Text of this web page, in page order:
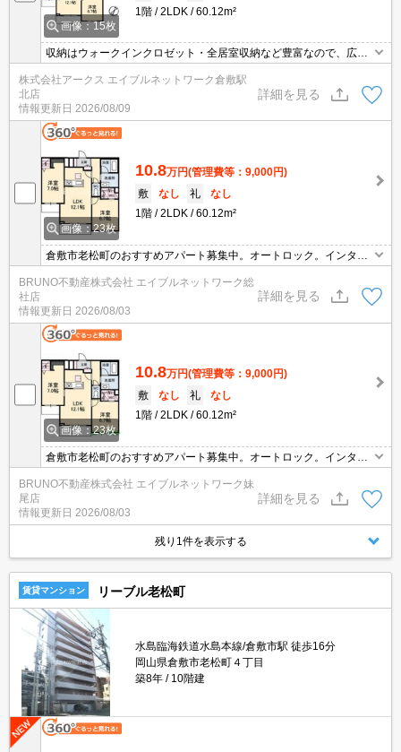
画像：15枚
1階
2LDK 60.12m²
収納はウォークインクロゼット・全居室収納など豊富なので、広々
ホン・オートロックなど充実しているので安心して生活できます。
室内設備は洗面所独立・浴室乾燥機などが揃っているので、快適に
過ごしやすいお部屋になります。寒い季節も安心の追い焚き機能付
きです。
株式会社アークス エイブルネットワーク倉敷駅
北店
情報更新日 2026/08/09
詳細を見る
画像：23枚
10.8万円(管理費等：9,000円)
敷
なし 礼
なし
1階
2LDK 60.12m²
倉敷市老松町のおすすめアパート募集中。オートロック。インター
ネット無料。浴室乾燥機付き、追い焚き機能付きバス。
BRUNO不動産株式会社 エイブルネットワーク総
社店
情報更新日 2026/08/03
詳細を見る
画像：23枚
10.8万円(管理費等：9,000円)
敷
なし 礼
なし
1階
2LDK 60.12m²
倉敷市老松町のおすすめアパート募集中。オートロック。インター
ネット無料。浴室乾燥機付き、追い焚き機能付きバス。
BRUNO不動産株式会社 エイブルネットワーク妹
尾店
情報更新日 2026/08/03
詳細を見る
残り1件を表示する
賃貸マンション リーブル老松町
水島臨海鉄道水島本線/倉敷市駅 徒歩16分
岡山県倉敷市老松町４丁目
築8年
10階建